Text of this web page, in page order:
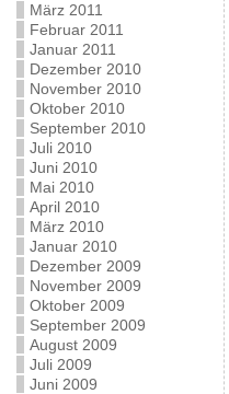
März 2011
Februar 2011
Januar 2011
Dezember 2010
November 2010
Oktober 2010
September 2010
Juli 2010
Juni 2010
Mai 2010
April 2010
März 2010
Januar 2010
Dezember 2009
November 2009
Oktober 2009
September 2009
August 2009
Juli 2009
Juni 2009